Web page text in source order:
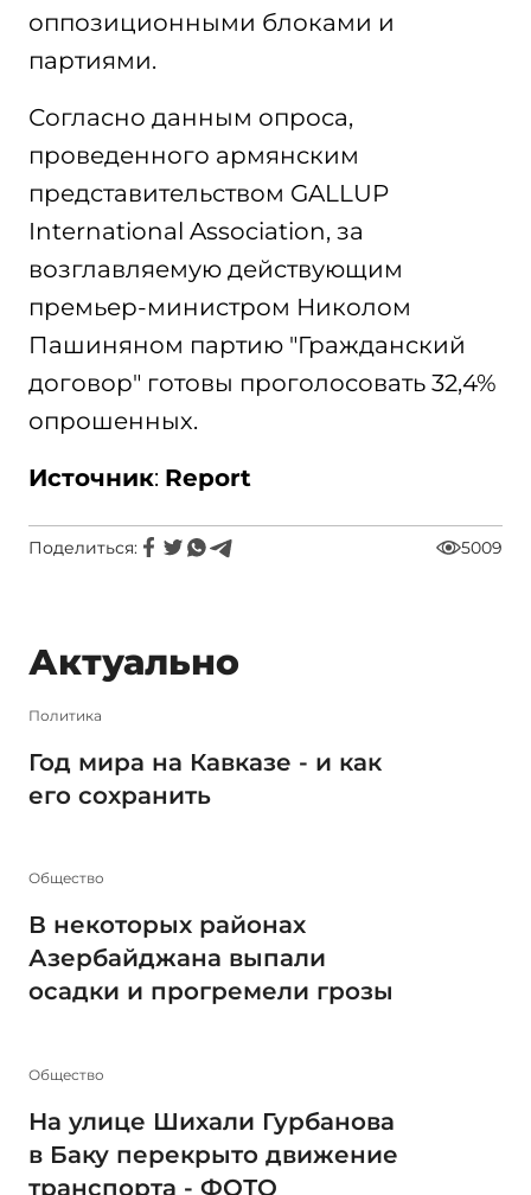
оппозиционными блоками и
партиями.
Согласно данным опроса,
проведенного армянским
представительством GALLUP
International Association, за
возглавляемую действующим
премьер-министром Николом
Пашиняном партию "Гражданский
договор" готовы проголосовать 32,4%
опрошенных.
Источник: Report
Поделиться: 5009
Актуально
Политика
Год мира на Кавказе - и как
его сохранить
Общество
В некоторых районах
Азербайджана выпали
осадки и прогремели грозы
Общество
На улице Шихали Гурбанова
в Баку перекрыто движение
транспорта - ФОТО